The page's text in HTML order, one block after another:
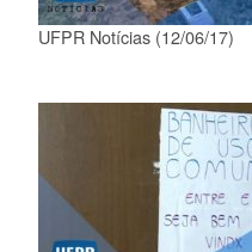
UFPR Notícias (12/06/17)